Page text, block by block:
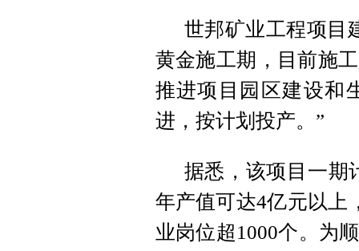
世邦矿业工程项目
黄金施工期，目前施
推进项目园区建设和
进，按计划投产。”
据悉，该项目一期
年产值可达4亿元以上
业岗位超1000个。为